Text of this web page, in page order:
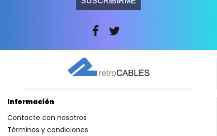
Información
Contacte con nosotros
Términos y condiciones